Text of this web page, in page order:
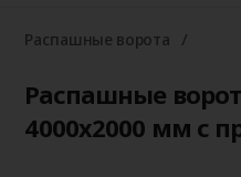
Распашные ворота
Распашные
4000х2000 мм с